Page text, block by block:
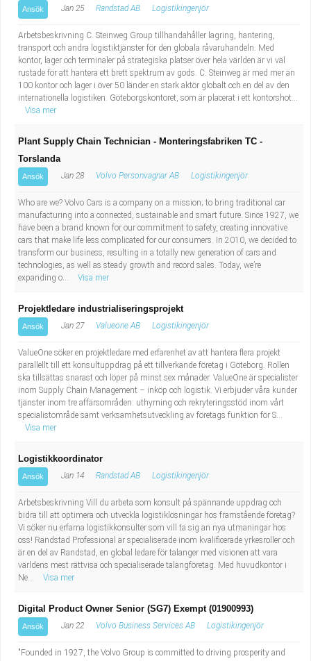
Ansök Jan 25 Randstad AB Logistikingenjör
Arbetsbeskrivning C. Steinweg Group tillhandahåller lagring, hantering,
transport och andra logistiktjänster för den globala råvaruhandeln. Med
kontor, lager och terminaler på strategiska platser över hela världen är vi väl
rustade för att hantera ett brett spektrum av gods. C. Steinweg är med mer än
100 kontor och lager i över 50 länder en stark aktör globalt och en del av den
internationella logistiken. Göteborgskontoret, som är placerat i ett kontorshot...
Visa mer
Plant Supply Chain Technician - Monteringsfabriken TC -
Torslanda
Ansök Jan 28 Volvo Personvagnar AB Logistikingenjör
Who are we? Volvo Cars is a company on a mission; to bring traditional car
manufacturing into a connected, sustainable and smart future. Since 1927, we
have been a brand known for our commitment to safety, creating innovative
cars that make life less complicated for our consumers. In 2010, we decided to
transform our business, resulting in a totally new generation of cars and
technologies, as well as steady growth and record sales. Today, we’re
expanding o...
Visa mer
Projektledare industrialiseringsprojekt
Ansök Jan 27 Valueone AB Logistikingenjör
ValueOne söker en projektledare med erfarenhet av att hantera flera projekt
parallellt till ett konsultuppdrag på ett tillverkande företag i Göteborg. Rollen
ska tillsättas snarast och löper på minst sex månader. ValueOne är specialister
inom Supply Chain Management – inköp och logistik. Vi erbjuder våra kunder
tjänster inom tre affärsområden: uthyrning och rekryteringsstöd inom vårt
specialistområde samt verksamhetsutveckling av företags funktion för S...
Visa mer
Logistikkoordinator
Ansök Jan 14 Randstad AB Logistikingenjör
Arbetsbeskrivning Vill du arbeta som konsult på spännande uppdrag och
bidra till att optimera och utveckla logistiklösningar hos framstående företag?
Vi söker nu erfarna logistikkonsulter som vill ta sig an nya utmaningar hos
oss! Randstad Professional är specialiserade inom kvalificerade yrkesroller och
är en del av Randstad, en global ledare för talanger med visionen att vara
världens mest rättvisa och specialiserade talangföretag. Med huvudkontor i
Ne...
Visa mer
Digital Product Owner Senior (SG7) Exempt (01900993)
Ansök Jan 22 Volvo Business Services AB Logistikingenjör
"Founded in 1927, the Volvo Group is committed to driving prosperity and